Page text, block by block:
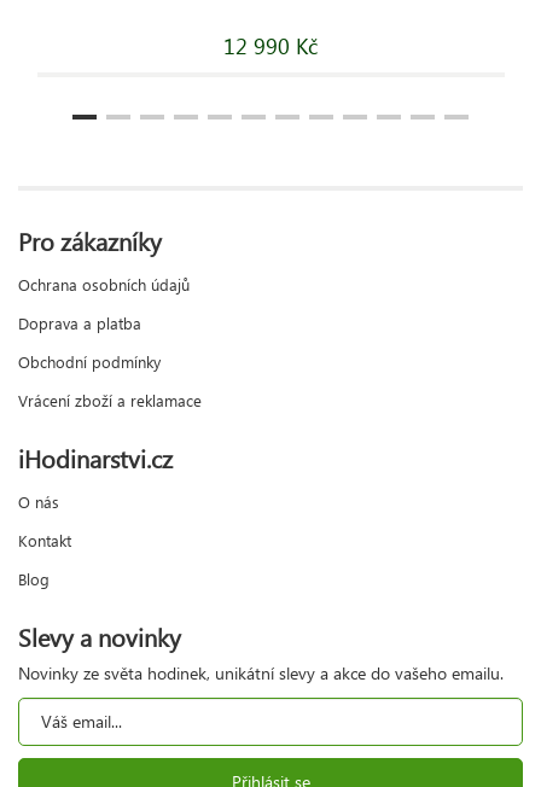
12 990 Kč
Pro zákazníky
Ochrana osobních údajů
Doprava a platba
Obchodní podmínky
Vrácení zboží a reklamace
iHodinarstvi.cz
O nás
Kontakt
Blog
Slevy a novinky
Novinky ze světa hodinek, unikátní slevy a akce do vašeho emailu.
Přihlásit se